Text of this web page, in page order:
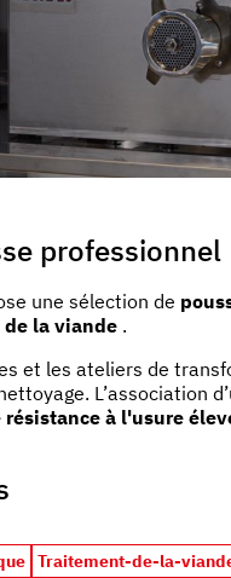
servizi.
une sélection de
la viande.
et les ateliers de
L’association
à l'usure
Traitement-de-la-